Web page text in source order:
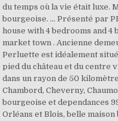
du temps où la vie était luxe.
bourgeoise. ... Présenté par
house with 4 bedrooms and 4
market town . Ancienne
Perluette est idéalement
pied du château et du centre
dans un rayon de 50
Chambord, Cheverny,
bourgeoise et dependances
Orléans et Blois, belle maison